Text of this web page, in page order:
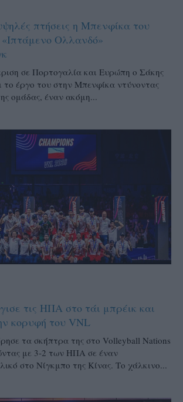
πτήσεις η Μπενφίκα του
Ολλανδό»
σε Πορτογαλία και Ευρώπη ο Σάκης
το έργο του στην Μπενφίκα ντύνοντας
ομάδας, έναν ακόμη...
τις ΗΠΑ στο τάι μπρέικ και
κορυφή του VNL
τα σκήπτρα της στο Volleyball Nations
με 3-2 των ΗΠΑ σε έναν
στο Νίγκμπο της Κίνας. Το χάλκινο...